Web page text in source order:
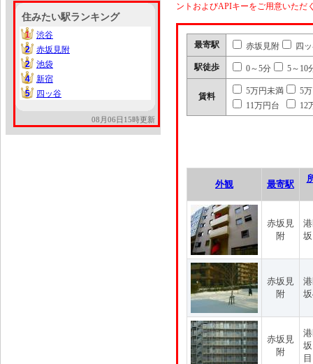
住みたい駅ランキング
1
1
渋谷
2
2
赤坂見附
2
2
池袋
4
4
新宿
5
5 四ッ谷
08月06日15時更新
ントおよびAPIキーをご用意いただ
最寄駅 赤坂見附 四
駅徒歩 0～5分 5～10
賃料
5万円未満
5
11万円台
12
外観 最寄駅
赤坂見
附
赤坂見
附
赤坂見
附
目